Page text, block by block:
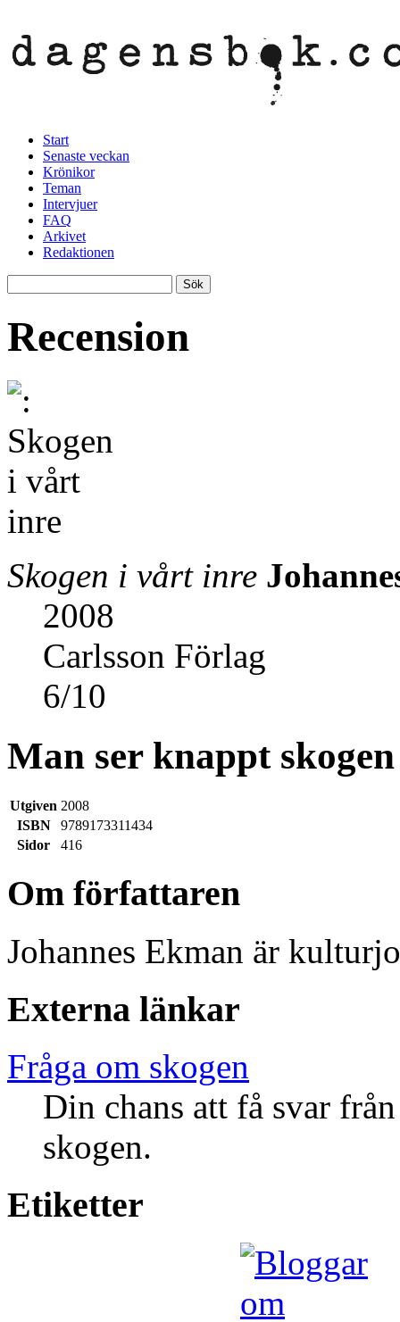
Start
Senaste veckan
Krönikor
Teman
Intervjuer
FAQ
Arkivet
Redaktionen
Recension
Skogen i vårt inre
2008
Carlsson Förlag
6/10
Man ser knappt
Utgiven 2008
ISBN
9789173311434
Sidor
416
Om författaren
Johannes Ekman är
Externa länkar
Fråga om skogen
Din chans att få svar
skogen.
Etiketter